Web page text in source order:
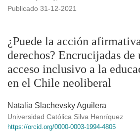
¿Puede la acción
derechos? Encrucijadas de
acceso inclusivo a la
en el Chile neoliberal
Publicado 31-12-2021
Natalia Slachevsky Aguilera
Universidad Católica Silva Henríquez
https://orcid.org/0000-0003-1994-4805